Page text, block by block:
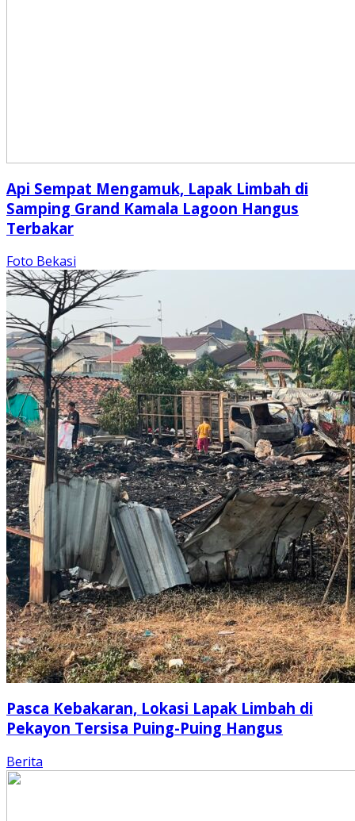
Api Sempat Mengamuk, Lapak Limbah di
Samping Grand Kamala Lagoon Hangus
Terbakar
Foto Bekasi
Pasca Kebakaran, Lokasi Lapak Limbah di
Pekayon Tersisa Puing-Puing Hangus
Berita